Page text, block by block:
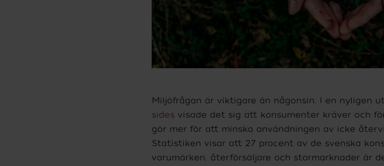
Miljöfrågan är viktigare än någonsin. I en nyligen
sides visade det sig att konsumenter kräver och
gör mer för att minska användningen av icke
Statistiken visar att 27 procent av de svenska
varumärken, återförsäljare och stormarknader är